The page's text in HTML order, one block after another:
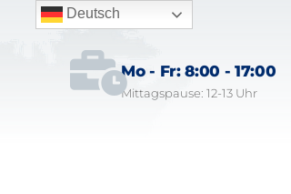
Mo - Fr: 8:00 - 17:00
Mittagspause: 12-13 Uhr
Deutsch